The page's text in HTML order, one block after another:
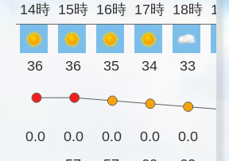
14時 15時 16時 17時 18時
36 36 35 34 33
0.0 0.0 0.0 0.0 0.0